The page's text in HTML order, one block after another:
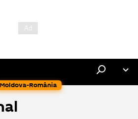
Moldova-România